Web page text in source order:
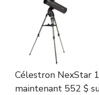
Célestron NexStar
maintenant 552 $